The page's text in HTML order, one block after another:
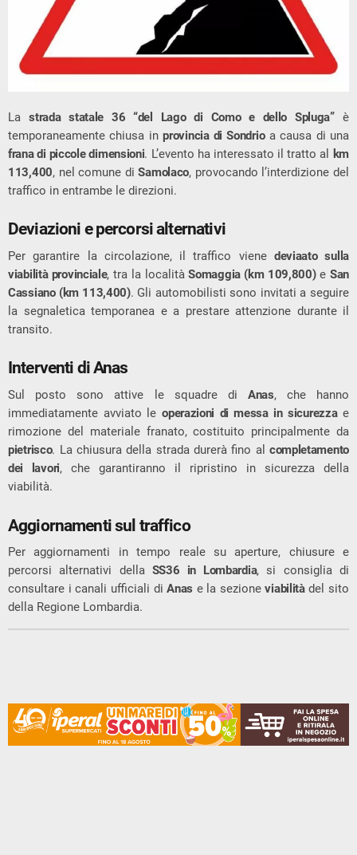
Lastrada statale 36 “del Lago di Como e dello Spluga”è
temporaneamente chiusa inprovincia di Sondrioa causa di una
frana di piccole dimensioni. L’evento ha interessato il tratto al
km
113,400, nel comune diSamolaco, provocando l’interdizione del
traffico in entrambe le direzioni.
Deviazioni e percorsi alternativi
Per garantire la circolazione, il traffico viene deviaato sulla
viabilità provinciale, tra la localitàSomaggia (km 109,800)e San
Cassiano (km 113,400). Gli automobilisti sono invitati a seguire
la segnaletica temporanea e a prestare attenzione durante il
transito.
Interventi di Anas
Sul posto sono attive le squadre di Anas, che hanno
immediatamente avviato leoperazioni di messa in sicurezzae
rimozione del materiale franato, costituito principalmente da
pietrisco. La chiusura della strada durerà fino al completamento
dei lavori, che garantiranno il ripristino in sicurezza della
viabilità.
Aggiornamenti sul traffico
Per aggiornamenti in tempo reale su aperture, chiusure e
percorsi alternativi della SS36 in Lombardia, si consiglia di
consultare i canali ufficiali diAnas e la sezioneviabilitàdel sito
della Regione Lombardia.